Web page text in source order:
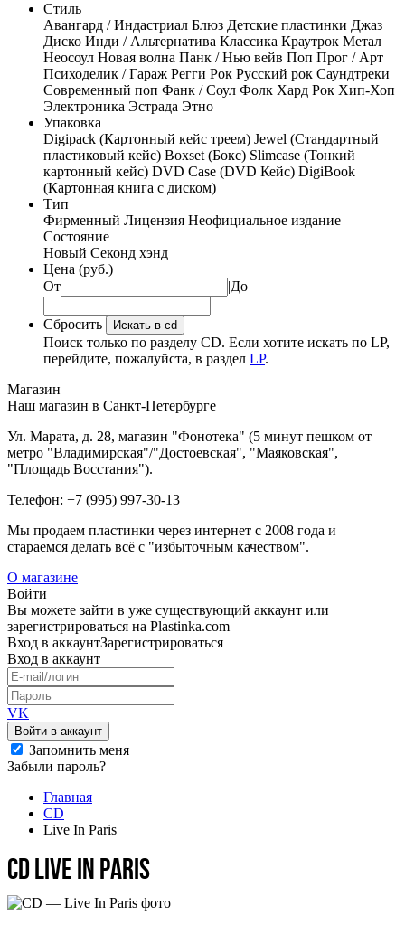
Стиль
Авангард / Индастриал Блюз Детские пластинки Джаз
Диско Инди / Альтернатива Классика Краутрок Метал
Неосоул Новая волна Панк / Нью вейв Поп Прог / Арт
Психоделик / Гараж Регги Рок Русский рок Саундтреки
Современный поп Фанк / Соул Фолк Хард Рок Хип-Хоп
Электроника Эстрада Этно
Упаковка
Digipack (Картонный кейс треем) Jewel (Стандартный
пластиковый кейс) Boxset (Бокс) Slimcase (Тонкий
картонный кейс) DVD Case (DVD Кейс) DigiBook
(Картонная книга с диском)
Тип
Фирменный Лицензия Неофициальное издание
Состояние
Новый Секонд хэнд
Цена (руб.)
От
|До
Сбросить Искать в cd
Поиск только по разделу CD. Если хотите искать по LP,
перейдите, пожалуйста, в раздел LP.
Магазин
Наш магазин в Санкт-Петербурге
Ул. Марата, д. 28, магазин "Фонотека" (5 минут пешком от
метро "Владимирская"/"Достоевская", "Маяковская",
"Площадь Восстания").
Телефон: +7 (995) 997-30-13
Мы продаем пластинки через интернет c 2008 года и
стараемся делать всё с "избыточным качеством".
О магазине
Войти
Вы можете зайти в уже существующий аккаунт или
зарегистрироваться на Plastinka.com
Вход в аккаунтЗарегистрироваться
Вход в аккаунт
VK
Войти в аккаунт
Запомнить меня
Забыли пароль?
Главная
CD
Live In Paris
CD Live In Paris